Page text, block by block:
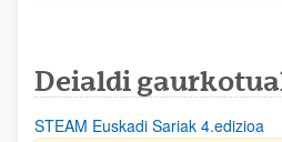
Deialdi
STEAM Euskadi Sariak 4.edizioa